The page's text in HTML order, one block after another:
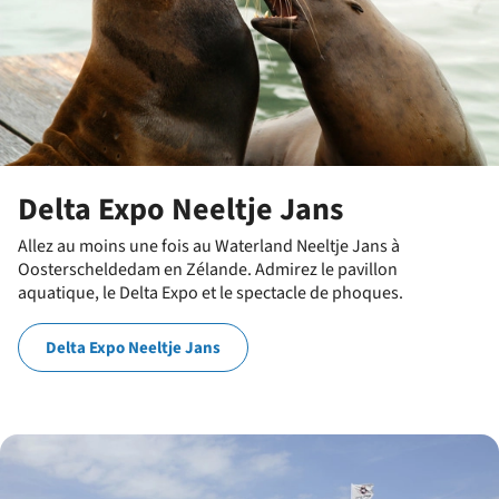
Delta Expo Neeltje Jans
Allez au moins une fois au Waterland Neeltje Jans à
Oosterscheldedam en Zélande. Admirez le pavillon
aquatique, le Delta Expo et le spectacle de phoques.
Delta Expo Neeltje Jans